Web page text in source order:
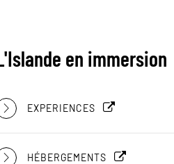
L'Islande en immersion
EXPERIENCES
HÉBERGEMENTS